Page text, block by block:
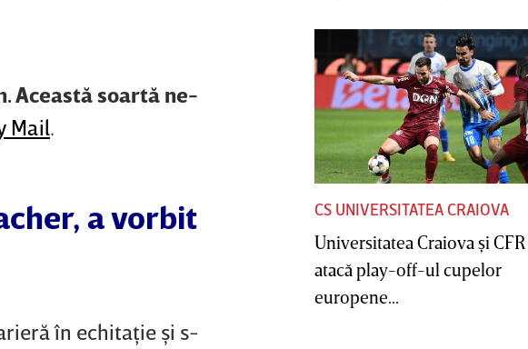
Această soartă ne-
Mail.
a vorbit
în echitaţie şi s-
CS UNIVERSITATEA CRAIOVA
Universitatea Craiova şi
atacă play-off-ul cupelor
europene...